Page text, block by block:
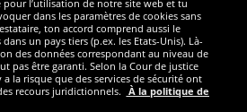
sociaux
pour l’utilisation de notre site web et tu
dans les paramètres de cookies sans
ton accord comprend aussi le
un pays tiers (p.ex. les Etats-Unis). Là-
des données correspondant au niveau de
pas être garanti. Selon la Cour de justice
la risque que des services de sécurité ont
recours juridictionnels. À la politique de